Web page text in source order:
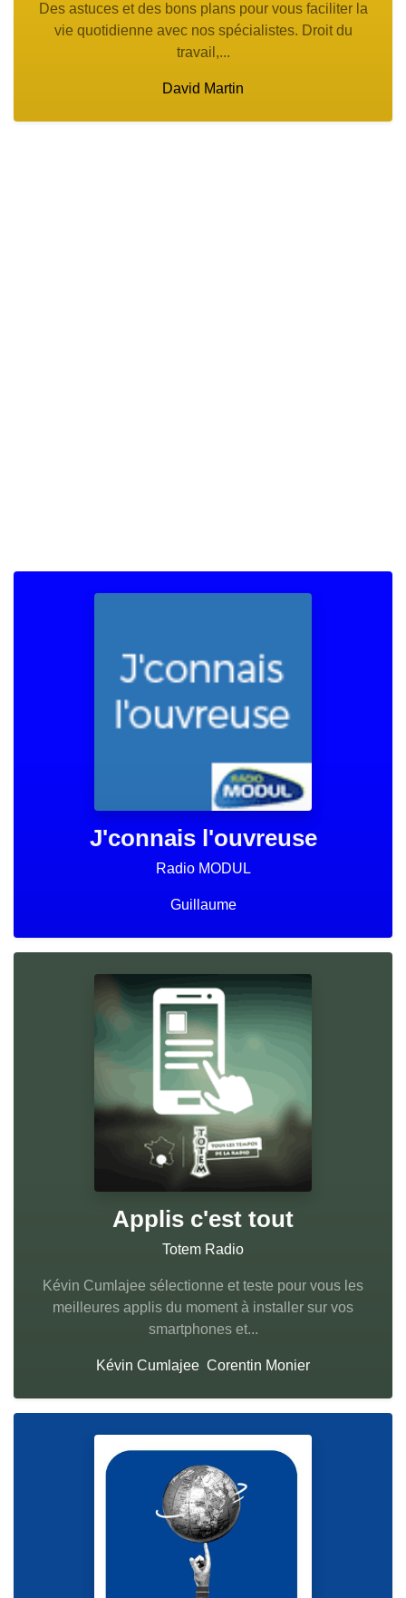
Des astuces et des bons plans pour vous faciliter la
vie quotidienne avec nos spécialistes. Droit du
travail,...
David Martin
J'connais l'ouvreuse
Radio MODUL
Guillaume
Applis c'est tout
Totem Radio
Kévin Cumlajee sélectionne et teste pour vous les
meilleures applis du moment à installer sur vos
smartphones et...
Kévin Cumlajee Corentin Monier